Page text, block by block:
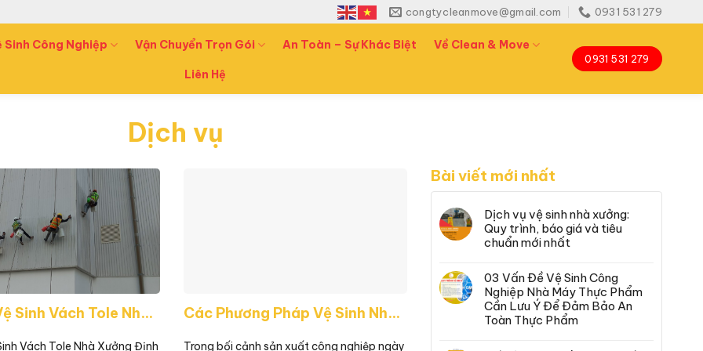
congtycleanmove@gmail.com 0931 531 279
Sinh Công Nghiệp Vận Chuyển Trọn Gói An Toàn – Sự Khác Biệt Về Clean & Move
Liên Hệ
0931 531 279
Dịch vụ
Dịch Vụ Vệ Sinh Vách Tole Nhà Xưởng Định Kỳ – Chi Tiết Năm 2025
Vách Tole Nhà Xưởng Định
Các Phương Pháp Vệ Sinh Nhà Xưởng Chuyên Dụng Cho Từng Loại Ngành Nghề
Trong bối cảnh sản xuất công nghiệp ngày
Bài viết mới nhất
Dịch vụ vệ sinh nhà xưởng:
Quy trình, báo giá và tiêu
chuẩn mới nhất
03 Vấn Đề Vệ Sinh Công
Nghiệp Nhà Máy Thực Phẩm
Cần Lưu Ý Để Đảm Bảo An
Toàn Thực Phẩm